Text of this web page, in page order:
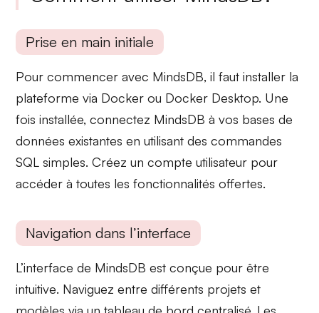
Prise en main initiale
Pour commencer avec MindsDB, il faut installer la
plateforme via Docker ou Docker Desktop. Une
fois installée, connectez MindsDB à vos bases de
données existantes en utilisant des commandes
SQL simples. Créez un compte utilisateur pour
accéder à toutes les fonctionnalités offertes.
Navigation dans l’interface
L’interface de MindsDB est conçue pour être
intuitive. Naviguez entre différents projets et